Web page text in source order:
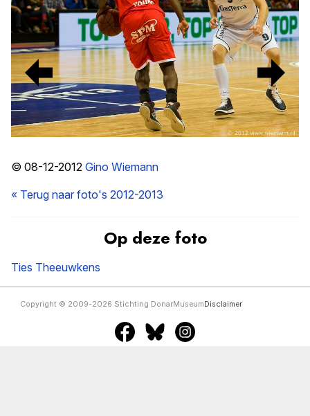
© 08-12-2012 Gino Wiemann
« Terug naar foto's 2012-2013
Op deze foto
Ties Theeuwkens
Copyright © 2009-2026 Stichting DonarMuseum Disclaimer